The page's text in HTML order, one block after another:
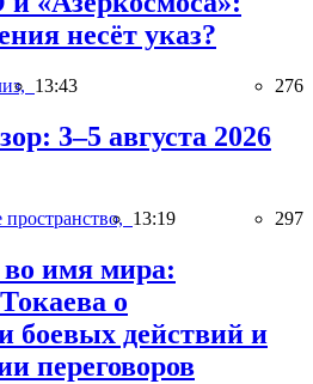
несёт указ?
13:43 276
3–5 августа 2026
пространство, 13:19 297
имя мира:
о
боевых действий и
переговоров